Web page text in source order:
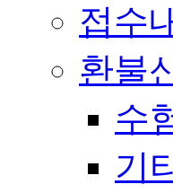
접수
환불
수
기